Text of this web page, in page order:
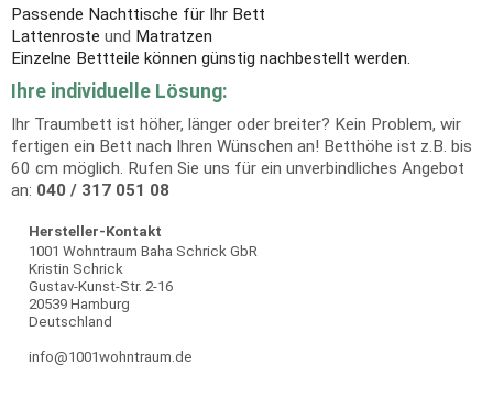
Passende Nachttische für Ihr Bett
Lattenroste und Matratzen
Einzelne Bettteile können günstig nachbestellt werden.
Ihre individuelle Lösung:
Ihr Traumbett ist höher, länger oder breiter? Kein Problem, wir
fertigen ein Bett nach Ihren Wünschen an! Betthöhe ist z.B. bis
60 cm möglich. Rufen Sie uns für ein unverbindliches Angebot
an: 040 / 317 051 08
Hersteller-Kontakt
1001 Wohntraum Baha Schrick GbR
Kristin Schrick
Gustav-Kunst-Str. 2-16
20539 Hamburg
Deutschland
info@1001wohntraum.de